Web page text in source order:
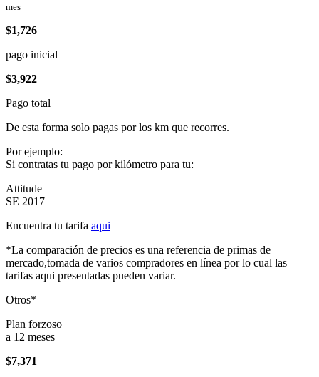
mes
$1,726
pago inicial
$3,922
Pago total
De esta forma solo pagas por los km que recorres.
Por ejemplo:
Si contratas tu pago por kilómetro para tu:
Attitude
SE 2017
Encuentra tu tarifa aqui
*La comparación de precios es una referencia de primas de
mercado,tomada de varios compradores en línea por lo cual las
tarifas aqui presentadas pueden variar.
Otros*
Plan forzoso
a 12 meses
$7,371